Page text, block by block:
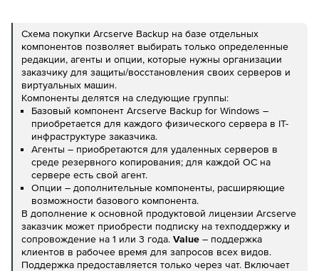
Схема покупки Arcserve Backup на базе отдельных
компонентов позволяет выбирать только определенные
редакции, агенты и опции, которые нужны организации
заказчику для защиты/восстановления своих серверов и
виртуальных машин.
Компоненты делятся на следующие группы:
Базовый компонент Arcserve Backup for Windows –
приобретается для каждого физического сервера в IT-
инфраструктуре заказчика.
Агенты – приобретаются для удаленных серверов в
среде резервного копирования; для каждой ОС на
сервере есть свой агент.
Опции – дополнительные компоненты, расширяющие
возможности базового компонента.
В дополнение к основной продуктовой лицензии Arcserve
заказчик может приобрести подписку на техподдержку и
сопровождение на 1 или 3 года. Value – поддержка
клиентов в рабочее время для запросов всех видов.
Поддержка предоставляется только через чат. Включает